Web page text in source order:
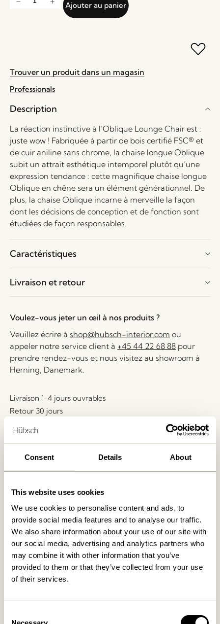
Consent Details About
This website uses cookies
We use cookies to personalise content and ads, to
provide social media features and to analyse our traffic.
We also share information about your use of our site with
our social media, advertising and analytics partners who
may combine it with other information that you’ve
provided to them or that they’ve collected from your use
of their services.
Ajouter au panier
Trouver un produit dans un magasin
Professionals
Description
La réaction instinctive à l’Oblique Lounge Chair est :
juste wow ! Fabriquée à partir de bois certifié FSC® et
de cuir aniline sans chrome, la chaise longue Oblique
subit un attrait esthétique intemporel plutôt qu’une
expression tendance : cette magnifique chaise longue
Oblique en chêne sera un élément générationnel. De
plus, la chaise Oblique incarne à merveille la façon
dont les décisions de conception et de fonction sont
étudiées de façon responsables.
Caractéristiques
Livraison et retour
Voulez-vous jeter un œil à nos produits ?
Veuillez écrire à shop@hubsch-interior.com ou
appeler notre service client à +45 44 22 68 88 pour
prendre rendez-vous et nous visitez au showroom à
Herning, Danemark.
Livraison 1-4 jours ouvrables
Retour 30 jours
Produits similaires
Ouli Fauteuil lounge Gris
Ouli Fauteuil lounge Bleu